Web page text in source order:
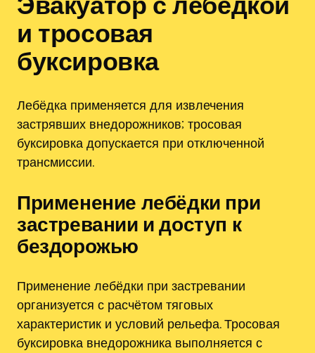
и тросовая
буксировка
Лебёдка применяется для извлечения
застрявших внедорожников; тросовая
буксировка допускается при отключенной
трансмиссии.
Применение лебёдки при
застревании и доступ к
бездорожью
Применение лебёдки при застревании
организуется с расчётом тяговых
характеристик и условий рельефа. Тросовая
буксировка внедорожника выполняется с